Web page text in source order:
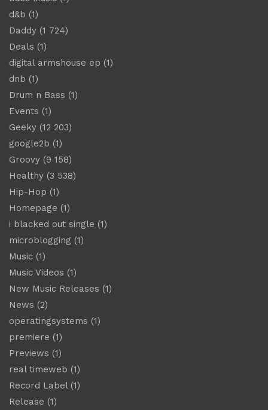
d&b (1)
Daddy (1 724)
Deals (1)
digital armshouse ep (1)
dnb (1)
Drum n Bass (1)
Events (1)
Geeky (12 203)
google2b (1)
Groovy (9 158)
Healthy (3 538)
Hip-Hop (1)
Homepage (1)
i blacked out single (1)
microblogging (1)
Music (1)
Music Videos (1)
New Music Releases (1)
News (2)
operatingsystems (1)
premiere (1)
Previews (1)
real timeweb (1)
Record Label(1)
Release (1)